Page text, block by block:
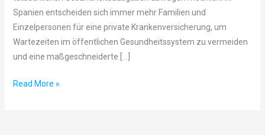
Spanien entscheiden sich immer mehr Familien und
Einzelpersonen für eine private Krankenversicherung, um
Wartezeiten im öffentlichen Gesundheitssystem zu vermeiden
und eine maßgeschneiderte […]
Read More »